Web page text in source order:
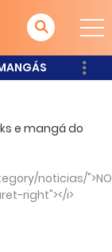
e mangá do
noticias/
right"></i>